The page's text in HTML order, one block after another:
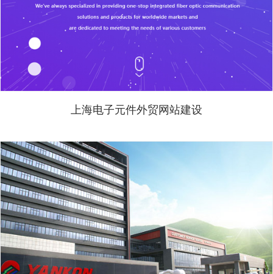
上海电子元件外贸网站建设